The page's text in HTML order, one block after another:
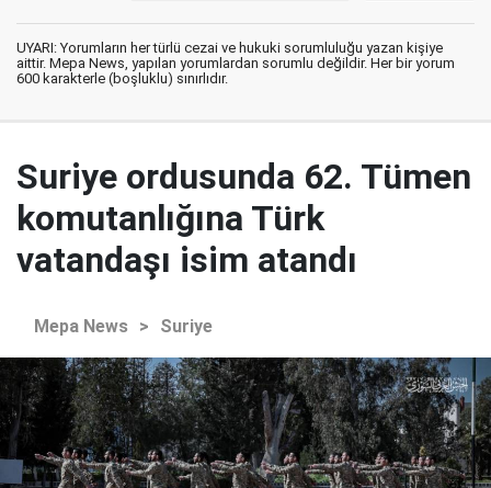
UYARI: Yorumların her türlü cezai ve hukuki sorumluluğu yazan kişiye
aittir. Mepa News, yapılan yorumlardan sorumlu değildir. Her bir yorum
600 karakterle (boşluklu) sınırlıdır.
Suriye ordusunda 62. Tümen
komutanlığına Türk
vatandaşı isim atandı
Mepa News > Suriye